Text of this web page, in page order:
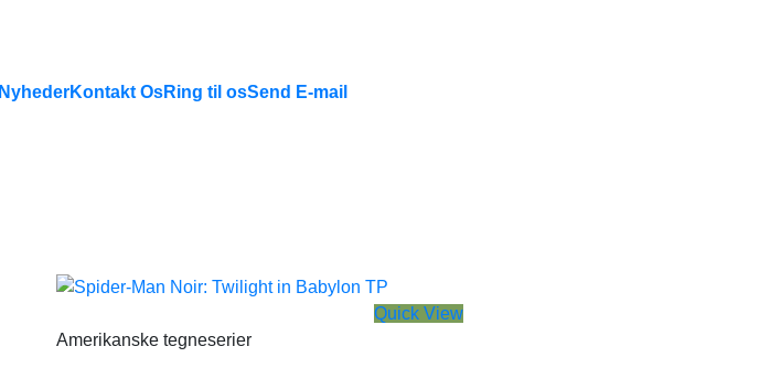
NyhederKontakt OsRing til osSend E-mail
Quick View
Amerikanske tegneserier